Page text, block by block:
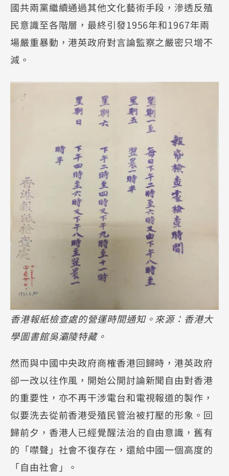
國共兩黨繼續通過其他文化藝術手段，滲透反殖
民意識至各階層，最終引發1956年和1967年兩
場嚴重暴動，港英政府對言論監察之嚴密只增不
減。
香港報紙檢查處的營運時間通知。來源：香港大
學圖書館吳灞陵特藏。
然而與中國中央政府商榷香港回歸時，港英政府
卻一改以往作風，開始公開討論新聞自由對香港
的重要性，亦不再干涉電台和電視報道的製作，
似要洗去從前香港受殖民管治被打壓的形象。回
歸前夕，香港人已經覺醒法治的自由意識，舊有
的「噤聲」社會不復存在，還給中國一個高度的
「自由社會」。